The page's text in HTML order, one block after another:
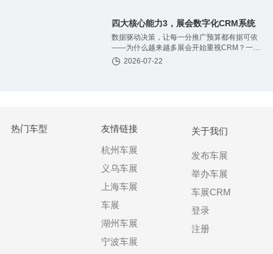
邀
四大核心能力3，展会数字化CRM系统
数据驱动决策，让每一分推广预算都有据可依
——为什么越来越多展会开始重视CRM？一场
展会的广告预算少则几十万元，多则数百万
2026-07-22
热门车型 友情链接
杭州车展
义乌车展
上海车展
车展
湖州车展
宁波车展
关于我们
发布车展
举办车展
车展CRM
登录
注册